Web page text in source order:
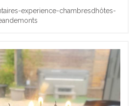
experience-chambresdhôtes-